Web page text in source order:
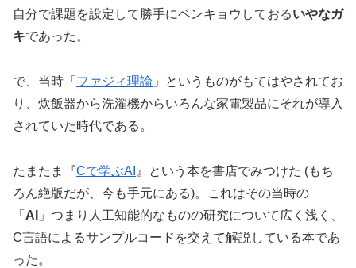
自分で課題を設定して勝手にベンキョウしておるいやなガ
キであった。
で、当時「 ファジィ理論 」というものがもてはやされてお
り、炊飯器から洗濯機からいろんな家電製品にそれが導入
されていた時代である。
たまたま『Cで学ぶAI 』という本を書店でみつけた (もち
ろん絶版だが、今も手元にある)。これはその当時の
「 AI
」つまり人工知能的なものの研究について広く浅く、
C言語によるサンプルコードを交えて解説している本であ
った。